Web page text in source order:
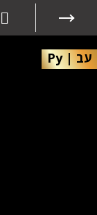
עב|
Ру